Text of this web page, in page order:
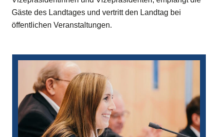
Gäste des Landtages und vertritt den Landtag bei
öffentlichen Veranstaltungen.
Bilddatei